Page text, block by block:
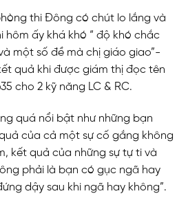
thi Đông có chút lo lắng và
hôm ấy khá khó “ độ khó chắc
một số đề mà chị giáo giao”-
quả khi được giám thị đọc tên
cho 2 kỹ năng LC & RC.
quá nổi bật như những bạn
của cả một sự cố gắng không
kết quả của những sự tự ti và
phải là bạn có gục ngã hay
dậy sau khi ngã hay không”.